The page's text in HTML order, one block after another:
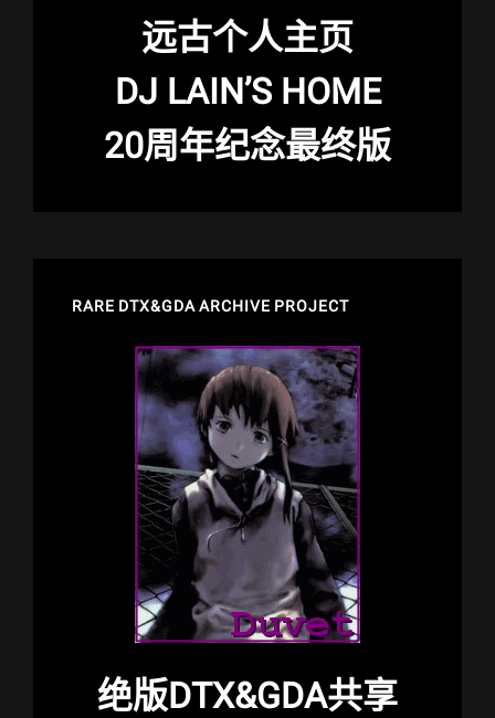
远古个人主页
DJ LAIN’S HOME
20周年纪念最终版
RARE DTX&GDA ARCHIVE PROJECT
绝版DTX&GDA共享